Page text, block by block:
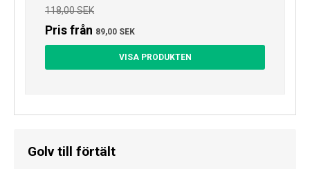
118,00 SEK
Pris från 89,00 SEK
VISA PRODUKTEN
Golv till förtält